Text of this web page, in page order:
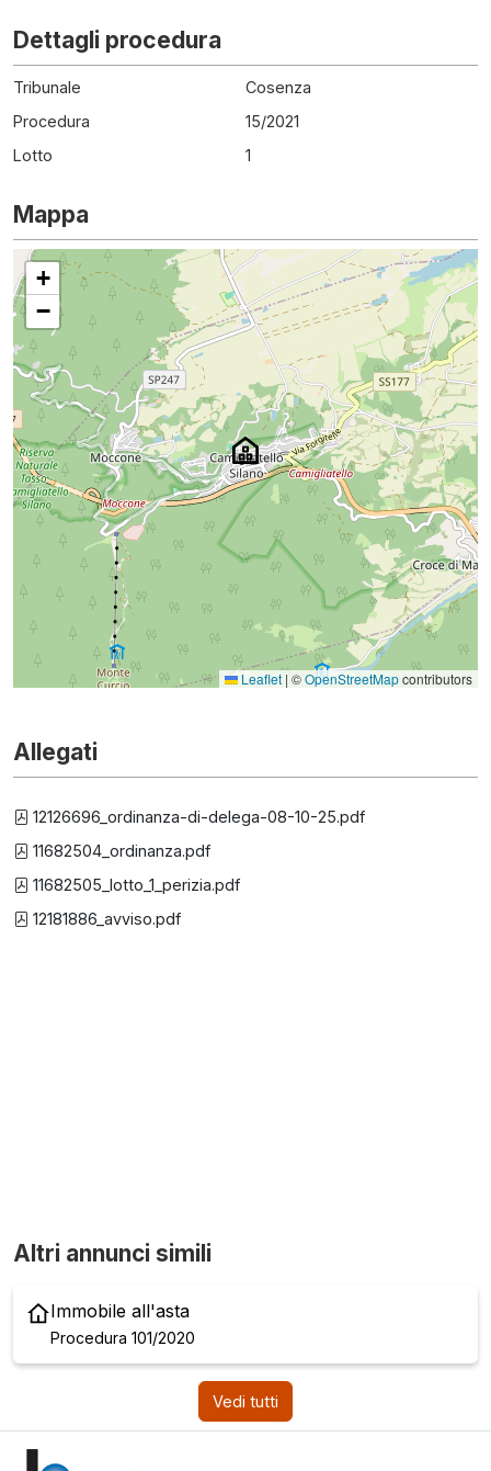
Dettagli procedura
Tribunale
Cosenza
Procedura
15/2021
Lotto
1
Mappa
+
−
Leaflet | ©OpenStreetMapcontributors
Allegati
12126696_ordinanza-di-delega-08-10-25.pdf
11682504_ordinanza.pdf
11682505_lotto_1_perizia.pdf
12181886_avviso.pdf
Altri annunci simili
Immobile all'asta
Procedura 101/2020
Vedi tutti